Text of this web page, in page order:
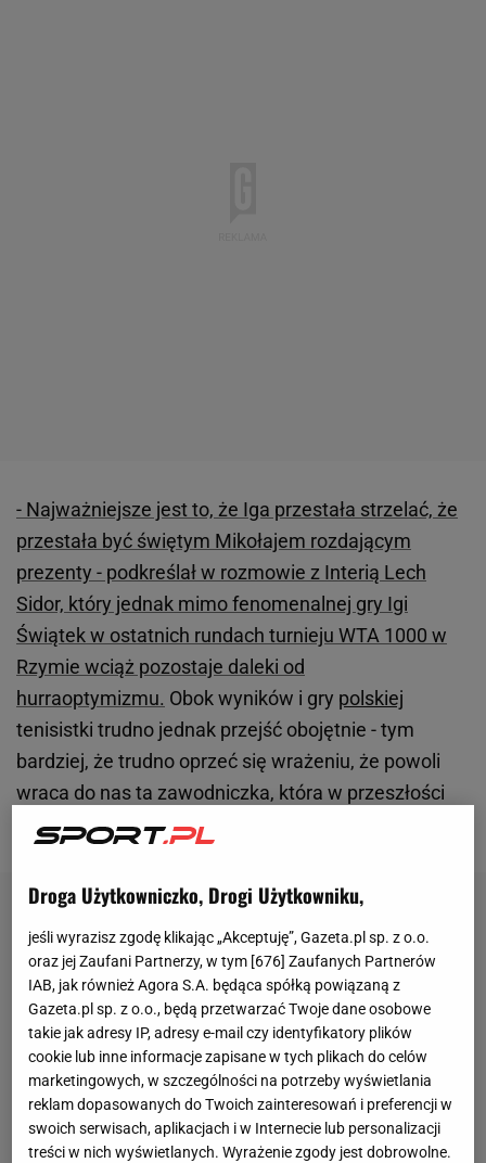
- Najważniejsze jest to, że Iga przestała strzelać, że
przestała być świętym Mikołajem rozdającym
prezenty - podkreślał w rozmowie z Interią Lech
Sidor, który jednak mimo fenomenalnej gry Igi
Świątek w ostatnich rundach turnieju WTA 1000 w
Rzymie wciąż pozostaje daleki od
hurraoptymizmu. Obok wyników i gry polskiej
tenisistki trudno jednak przejść obojętnie - tym
bardziej, że trudno oprzeć się wrażeniu, że powoli
wraca do nas ta zawodniczka, która w przeszłości
dominowała na światowych kortach.
Droga Użytkowniczko, Drogi Użytkowniku,
jeśli wyrazisz zgodę klikając „Akceptuję”, Gazeta.pl sp. z o.o.
oraz jej Zaufani Partnerzy, w tym [676] Zaufanych Partnerów
IAB, jak również Agora S.A. będąca spółką powiązaną z
Gazeta.pl sp. z o.o., będą przetwarzać Twoje dane osobowe
takie jak adresy IP, adresy e-mail czy identyfikatory plików
cookie lub inne informacje zapisane w tych plikach do celów
marketingowych, w szczególności na potrzeby wyświetlania
reklam dopasowanych do Twoich zainteresowań i preferencji w
swoich serwisach, aplikacjach i w Internecie lub personalizacji
treści w nich wyświetlanych. Wyrażenie zgody jest dobrowolne.